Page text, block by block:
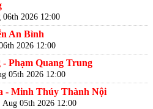
06th 2026 12:00
An Bình
2026 12:00
Phạm Quang Trung
05th 2026 12:00
- Minh Thúy Thành Nội
Aug 05th 2026 12:00